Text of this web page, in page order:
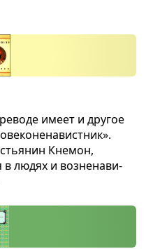
имеет и дру­гое
Кне­мон,
в людях и воз­не­на­ви­